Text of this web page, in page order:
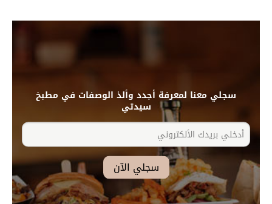
سجلي معنا لمعرفة أجدد وألذ الوصفات في مطبخ
سيدتي